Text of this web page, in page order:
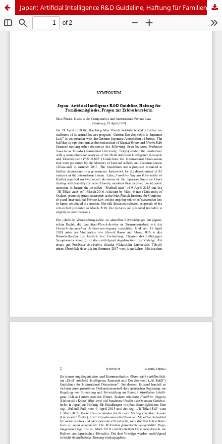
Japan: Artificial Intelligence R&D Guideline, Haftung für Familienmitglieder, Fragen zur Erbrechtsreform